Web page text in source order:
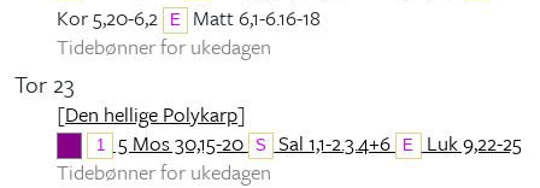
Kor 5,20-6,2
E
Matt 6,1-6.16-18
Tidebønner for ukedagen
Tor 23
[Den hellige Polykarp]
1 5 Mos 30,15-20 S Sal 1,1-2.3.4+6 E Luk 9,22-25
Tidebønner for ukedagen